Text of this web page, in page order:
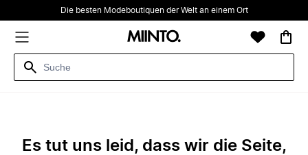
Die besten Modeboutiquen der Welt an einem Ort
Es tut uns leid, dass wir die Seite,